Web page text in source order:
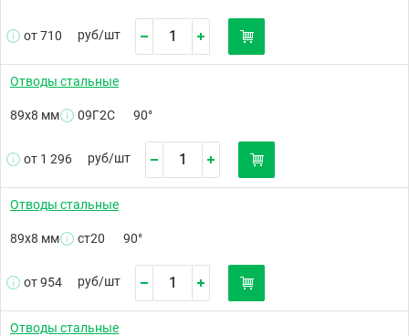
от 710 руб/шт
Отводы стальные
89х8 мм 09Г2С 90°
от 1 296 руб/шт
Отводы стальные
89х8 мм ст20 90°
от 954 руб/шт
Отводы стальные